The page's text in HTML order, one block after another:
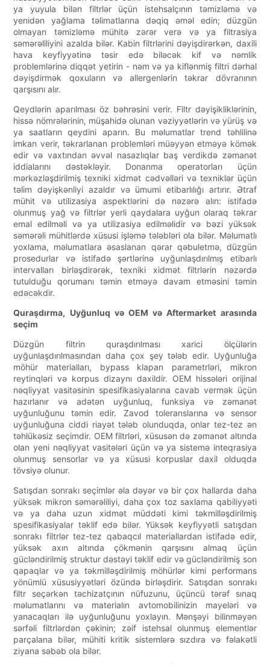
ya yuyula bilən filtrlər üçün istehsalçının təmizləmə və
yenidən yağlama təlimatlarına dəqiq əməl edin; düzgün
olmayan təmizləmə mühitə zərər verə və ya filtrasiya
səmərəliliyini azalda bilər. Kabin filtrlərini dəyişdirərkən, daxili
hava keyfiyyətinə təsir edə biləcək kif və nəmlik
problemlərinə diqqət yetirin - nəm və ya kiflənmiş filtri dərhal
dəyişdirmək qoxuların və allergenlərin təkrar dövranının
qarşısını alır.
Qeydlərin aparılması öz bəhrəsini verir. Filtr dəyişikliklərinin,
hissə nömrələrinin, müşahidə olunan vəziyyətlərin və yürüş və
ya saatların qeydini aparın. Bu məlumatlar trend təhlilinə
imkan verir, təkrarlanan problemləri müəyyən etməyə kömək
edir və vaxtından əvvəl nasazlıqlar baş verdikdə zəmanət
iddialarını dəstəkləyir. Donanma operatorları üçün
mərkəzləşdirilmiş texniki xidmət cədvəlləri və texniklər üçün
təlim dəyişkənliyi azaldır və ümumi etibarlılığı artırır. Ətraf
mühit və utilizasiya aspektlərini də nəzərə alın: istifadə
olunmuş yağ və filtrlər yerli qaydalara uyğun olaraq təkrar
emal edilməli və ya utilizasiya edilməlidir və bəzi yüksək
səmərəli mühitlərdə xüsusi işləmə tələbləri ola bilər. Məlumatlı
yoxlama, məlumatlara əsaslanan qərar qəbuletmə, düzgün
prosedurlar və istifadə şərtlərinə uyğunlaşdırılmış etibarlı
intervalları birləşdirərək, texniki xidmət filtrlərin nəzərdə
tutulduğu qorumanı təmin etməyə davam etməsini təmin
edəcəkdir.
Quraşdırma, Uyğunluq və OEM və Aftermarket arasında
seçim
Düzgün filtrin quraşdırılması xarici ölçülərin
uyğunlaşdırılmasından daha çox şey tələb edir. Uyğunluğa
möhür materialları, bypass klapan parametrləri, mikron
reytinqləri və korpus dizaynı daxildir. OEM hissələri orijinal
nəqliyyat vasitəsinin spesifikasiyalarına cavab vermək üçün
hazırlanır və adətən uyğunluq, funksiya və zəmanət
uyğunluğunu təmin edir. Zavod toleranslarına və sensor
uyğunluğuna ciddi riayət tələb olunduqda, onlar tez-tez ən
təhlükəsiz seçimdir. OEM filtrləri, xüsusən də zəmanət altında
olan yeni nəqliyyat vasitələri üçün və ya sistemə inteqrasiya
olunmuş sensorlar və ya xüsusi korpuslar daxil olduqda
tövsiyə olunur.
Satışdan sonrakı seçimlər əla dəyər və bir çox hallarda daha
yüksək mikron səmərəliliyi, daha çox toz saxlama qabiliyyəti
və ya daha uzun xidmət müddəti kimi təkmilləşdirilmiş
spesifikasiyalar təklif edə bilər. Yüksək keyfiyyətli satışdan
sonrakı filtrlər tez-tez qabaqcıl materiallardan istifadə edir,
yüksək axın altında çökmənin qarşısını almaq üçün
gücləndirilmiş struktur dəstəyi təklif edir və gücləndirilmiş son
qapaqlar və ya təkmilləşdirilmiş möhürlər kimi performans
yönümlü xüsusiyyətləri özündə birləşdirir. Satışdan sonrakı
filtr seçərkən təchizatçının nüfuzunu, üçüncü tərəf sınaq
məlumatlarını və materialın avtomobilinizin mayeləri və
yanacaqları ilə uyğunluğunu yoxlayın. Mənşəyi bilinməyən
sərfəli filtrlərdən çəkinin; zəif istehsal olunmuş elementlər
parçalana bilər, mühiti kritik sistemlərə sızdıra və fəlakətli
ziyana səbəb ola bilər.